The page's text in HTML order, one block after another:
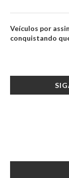
Veículos por
conquistando